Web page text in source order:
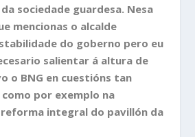
sociedade guardesa. Nesa
mencionas o alcalde
do goberno pero eu
salientar á altura de
o BNG en cuestións tan
por exemplo na
reforma integral do pavillón da